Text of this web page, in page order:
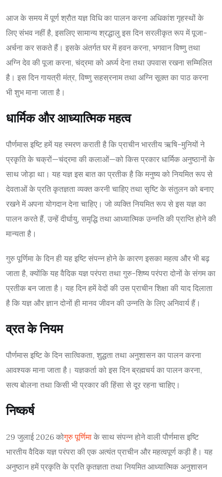
आज के समय में पूर्ण श्रौत यज्ञ विधि का पालन करना अधिकांश गृहस्थों के
लिए संभव नहीं है, इसलिए सामान्य श्रद्धालु इस दिन सरलीकृत रूप में पूजा-
अर्चना कर सकते हैं। इसके अंतर्गत घर में हवन करना, भगवान विष्णु तथा
अग्नि देव की पूजा करना, चंद्रमा को अर्घ्य देना तथा उपवास रखना सम्मिलित
है। इस दिन गायत्री मंत्र, विष्णु सहस्रनाम तथा अग्नि सूक्त का पाठ करना
भी शुभ माना जाता है।
धार्मिक और आध्यात्मिक महत्व
पौर्णमास इष्टि हमें यह स्मरण कराती है कि प्राचीन भारतीय ऋषि-मुनियों ने
प्रकृति के चक्रों—चंद्रमा की कलाओं—को किस प्रकार धार्मिक अनुष्ठानों के
साथ जोड़ा था। यह यज्ञ इस बात का प्रतीक है कि मनुष्य को नियमित रूप से
देवताओं के प्रति कृतज्ञता व्यक्त करनी चाहिए तथा सृष्टि के संतुलन को बनाए
रखने में अपना योगदान देना चाहिए। जो व्यक्ति नियमित रूप से इस यज्ञ का
पालन करते हैं, उन्हें दीर्घायु, समृद्धि तथा आध्यात्मिक उन्नति की प्राप्ति होने की
मान्यता है।
गुरु पूर्णिमा के दिन ही यह इष्टि संपन्न होने के कारण इसका महत्व और भी बढ़
जाता है, क्योंकि यह वैदिक यज्ञ परंपरा तथा गुरु-शिष्य परंपरा दोनों के संगम का
प्रतीक बन जाता है। यह दिन हमें वेदों की उस प्राचीन शिक्षा की याद दिलाता
है कि यज्ञ और ज्ञान दोनों ही मानव जीवन की उन्नति के लिए अनिवार्य हैं।
व्रत के नियम
पौर्णमास इष्टि के दिन सात्विकता, शुद्धता तथा अनुशासन का पालन करना
आवश्यक माना जाता है। यज्ञकर्ता को इस दिन ब्रह्मचर्य का पालन करना,
सत्य बोलना तथा किसी भी प्रकार की हिंसा से दूर रहना चाहिए।
निष्कर्ष
29 जुलाई 2026 कोगुरु पूर्णिमा के साथ संपन्न होने वाली पौर्णमास इष्टि
भारतीय वैदिक यज्ञ परंपरा की एक अत्यंत प्राचीन और महत्वपूर्ण कड़ी है। यह
अनुष्ठान हमें प्रकृति के प्रति कृतज्ञता तथा नियमित आध्यात्मिक अनुशासन